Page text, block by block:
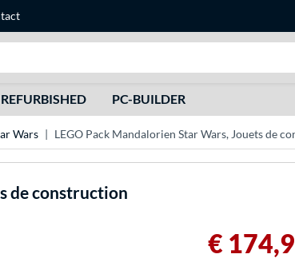
REFURBISHED PC-BUILDER
Wars LEGO Pack Mandalorien Star Wars, Jouets de
de construction
€